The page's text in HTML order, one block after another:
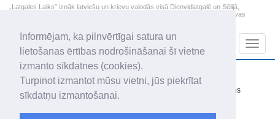
Informējam, ka pilnvērtīgai satura un
lietošanas ērtības nodrošināšanai šī vietne
izmanto sīkdatnes (cookies).
Turpinot izmantot mūsu vietni, jūs piekrītat
sīkdatņu izmantošanai.
„Latgales Laiks” iznāk latviešu un krievu valodās visā Dienvidlatgalē un Sēlijā,
„Latgales Laiks” latviešu valodā aptver Daugavpils valstspilsētu, Augšdaugavas
2026. gada 7. augusts
Piektdiena
Alfrēds, Fredis, Madars
+17.6
nedaudz mākoņains